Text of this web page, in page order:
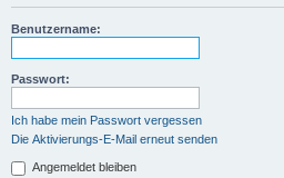
Benutzername:
Passwort:
Ich habe mein Passwort vergessen
Die Aktivierungs-E-Mail erneut senden
Angemeldet bleiben